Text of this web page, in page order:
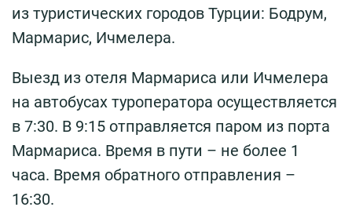
из туристических городов Турции: Бодрум,
Мармарис, Ичмелера.
Выезд из отеля Мармариса или Ичмелера
на автобусах туроператора осуществляется
в 7:30. В 9:15 отправляется паром из порта
Мармариса. Время в пути – не более 1
часа. Время обратного отправления –
16:30.